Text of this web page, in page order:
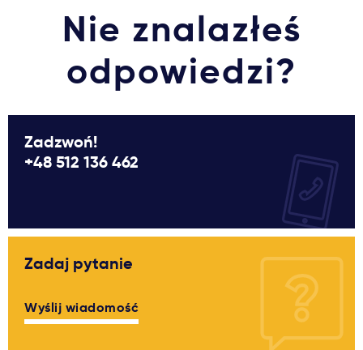
Nie znalazłeś
odpowiedzi?
Zadzwoń!
+48 512 136 462
Zadaj pytanie
Wyślij wiadomość